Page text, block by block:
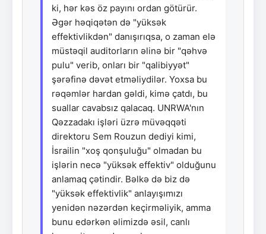
ki, hər kəs öz payını ordan götürür.
Əgər həqiqətən də "yüksək
effektivlikdən" danışırıqsa, o zaman elə
müstəqil auditorların əlinə bir "qəhvə
pulu" verib, onları bir "qalibiyyət"
şərəfinə dəvət etməliydilər. Yoxsa bu
rəqəmlər hardan gəldi, kimə çatdı, bu
suallar cavabsız qalacaq. UNRWA'nın
Qəzzadakı işləri üzrə müvəqqəti
direktoru Sem Rouzun dediyi kimi,
İsrailin "xoş qonşuluğu" olmadan bu
işlərin necə "yüksək effektiv" olduğunu
anlamaq çətindir. Bəlkə də biz də
"yüksək effektivlik" anlayışımızı
yenidən nəzərdən keçirməliyik, amma
bunu edərkən əlimizdə əsil, canlı